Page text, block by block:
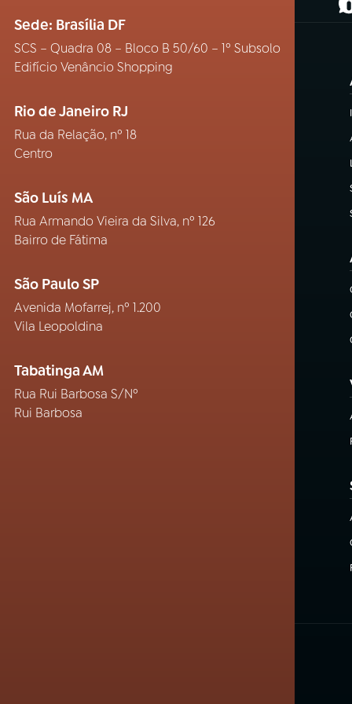
Sede: Brasília DF
SCS – Quadra 08 – Bloco B 50/60 – 1º Subsolo
Edifício Venâncio Shopping
Rio de Janeiro RJ
Rua da Relação, nº 18
Centro
São Luís MA
Rua Armando Vieira da Silva, nº 126
Bairro de Fátima
São Paulo SP
Avenida Mofarrej, nº 1.200
Vila Leopoldina
Tabatinga AM
Rua Rui Barbosa S/Nº
Rui Barbosa